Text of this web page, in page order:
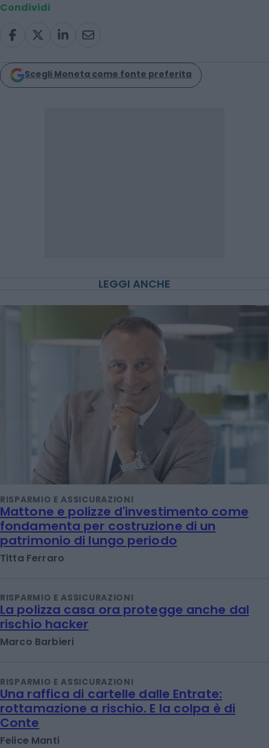
Condividi
Scegli Moneta come fonte preferita
LEGGI ANCHE
RISPARMIO E ASSICURAZIONI
Mattone e polizze d'investimento come
fondamenta per costruzione di un
patrimonio di lungo periodo
Titta Ferraro
RISPARMIO E ASSICURAZIONI
La polizza casa ora protegge anche dal
rischio hacker
Marco Barbieri
RISPARMIO E ASSICURAZIONI
Una raffica di cartelle dalle Entrate:
rottamazione a rischio. E la colpa è di
Conte
Felice Manti